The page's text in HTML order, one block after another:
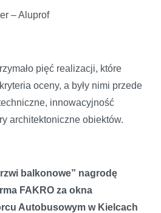
– Aluprof
pięć realizacji, które
oceny, a były nimi przede
innowacyjność
architektoniczne obiektów.
balkonowe” nagrodę
FAKRO za okna
Autobusowym w Kielcach